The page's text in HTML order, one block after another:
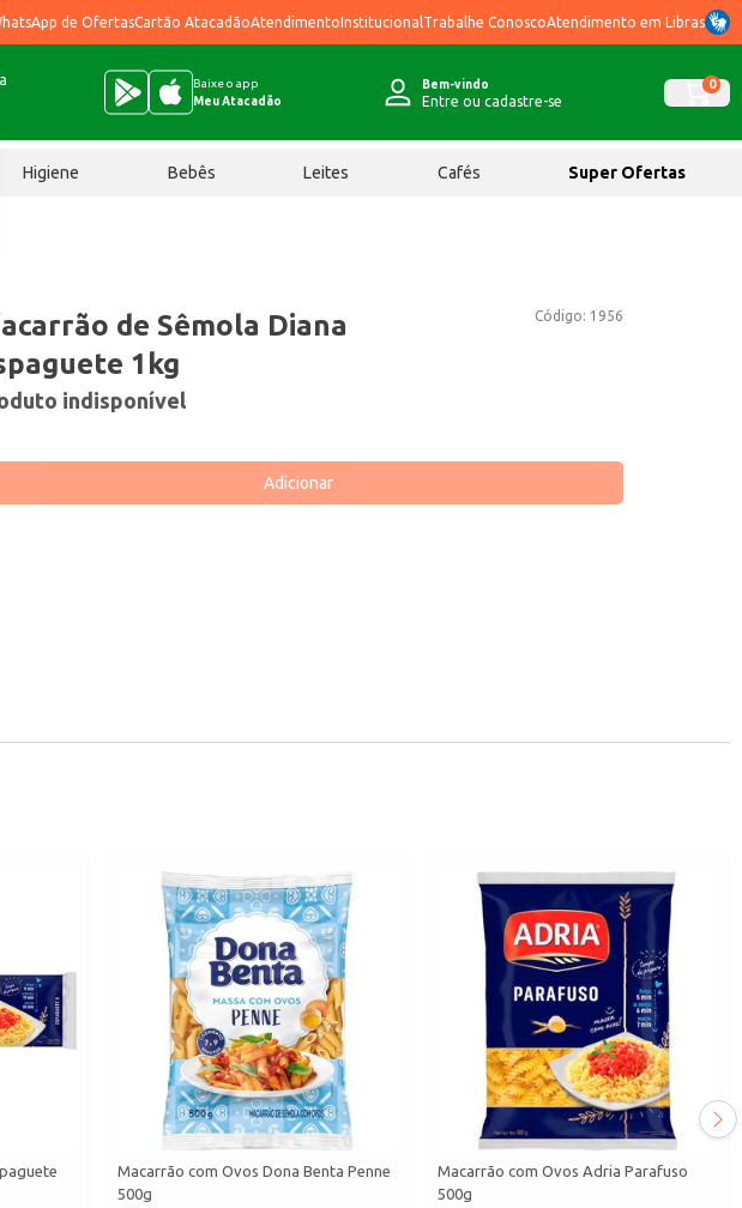
de OfertasCartão AtacadãoAtendimentoInstitucional Trabalhe ConoscoAtendimento em Libras
Baixe o app
Meu Atacadão
Bem-vindo
Entre ou cadastre-se
0
Higiene Bebês Leites Cafés Super Ofertas
Código: 1956
de Sêmola Diana
1kg
indisponível
Adicionar
Macarrão com Ovos Dona Benta Penne
500g
Macarrão com Ovos Adria Parafuso
500g